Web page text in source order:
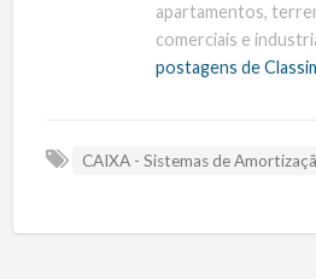
apartamentos,
comerciais e
postagens de
CAIXA - Sistemas de